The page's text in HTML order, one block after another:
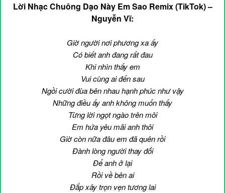
Lời Nhạc Chuông Dạo Này Em Sao Remix (TikTok) –
Nguyễn Vĩ:
Giờ người nơi phương xa ấy
Có biết anh đang rất đau
Khi nhìn thấy em
Vui cùng ai đến sau
Ngồi cười đùa bên nhau hạnh phúc như vậy
Những điều ấy anh không muốn thấy
Từng lời ngọt ngào trên môi
Em hứa yêu mãi anh thôi
Giờ còn nữa đâu em đã quên rồi
Đành lòng người thay đổi
Để anh ở lại
Rồi về bên ai
Đắp xây trọn vẹn tương lai